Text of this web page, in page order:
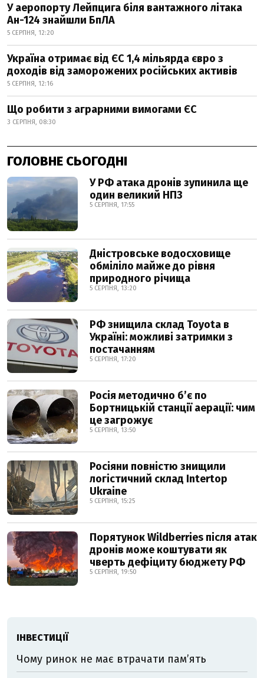
У аеропорту Лейпцига біля вантажного літака
Ан-124 знайшли БпЛА
5 СЕРПНЯ, 12:20
Україна отримає від ЄС 1,4 мільярда євро з
доходів від заморожених російських активів
5 СЕРПНЯ, 12:16
Що робити з аграрними вимогами ЄС
3 СЕРПНЯ, 08:30
ГОЛОВНЕ СЬОГОДНІ
У РФ атака дронів зупинила ще
один великий НПЗ
5 СЕРПНЯ, 17:55
Дністровське водосховище
обміліло майже до рівня
природного річища
5 СЕРПНЯ, 13:20
РФ знищила склад Toyota в
Україні: можливі затримки з
постачанням
5 СЕРПНЯ, 17:20
Росія методично б’є по
Бортницькій станції аерації: чим
це загрожує
5 СЕРПНЯ, 13:50
Росіяни повністю знищили
логістичний склад Intertop
Ukraine
5 СЕРПНЯ, 15:25
Порятунок Wildberries після атак
дронів може коштувати як
чверть дефіциту бюджету РФ
5 СЕРПНЯ, 19:50
ІНВЕСТИЦІЇ
Чому ринок не має втрачати пам’ять